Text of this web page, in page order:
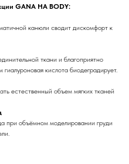
GANA HA BODY:
канюли сводит дискомфорт к
ткани и благоприятно
кислота биодеградирует.
естественный объем мягких тканей
при объёмном моделировании груди